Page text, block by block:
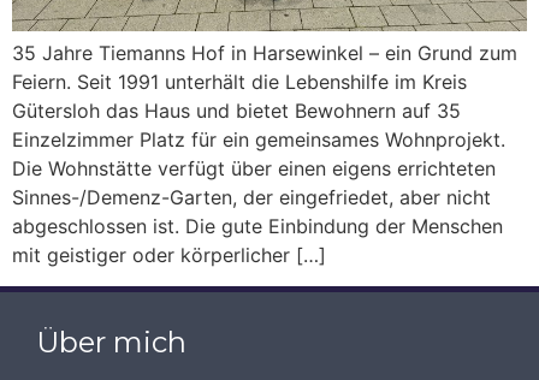
35 Jahre Tiemanns Hof in Harsewinkel – ein Grund zum
Feiern. Seit 1991 unterhält die Lebenshilfe im Kreis
Gütersloh das Haus und bietet Bewohnern auf 35
Einzelzimmer Platz für ein gemeinsames Wohnprojekt.
Die Wohnstätte verfügt über einen eigens errichteten
Sinnes-/Demenz-Garten, der eingefriedet, aber nicht
abgeschlossen ist. Die gute Einbindung der Menschen
mit geistiger oder körperlicher […]
Über mich